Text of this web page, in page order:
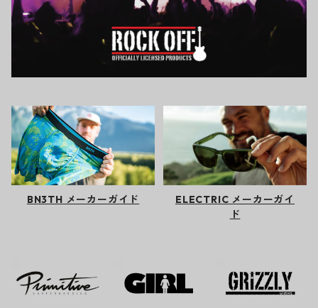
BN3TH メーカーガイド
ELECTRIC メーカーガイ
ド